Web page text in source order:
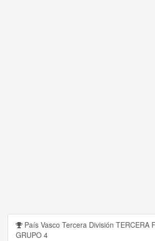
País Vasco Tercera División TERCERA
GRUPO 4